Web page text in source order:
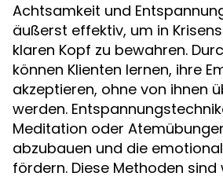
Achtsamkeit und
äußerst effektiv, um in
klaren Kopf zu bewahren.
können Klienten lernen, ihre
akzeptieren, ohne von ihnen
werden.
Meditation oder
abzubauen und die
fördern. Diese Methoden